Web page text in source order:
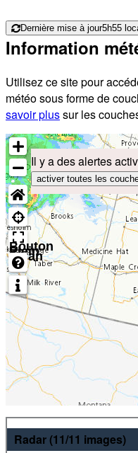
Dernière mise à jour5h55
Information
Utilisez ce site pour
météo sous forme de
savoir plussur les
Il y a des alertes
activer toutes les
Radar(11/11 images)
Bouton
Plein
écran
Météo